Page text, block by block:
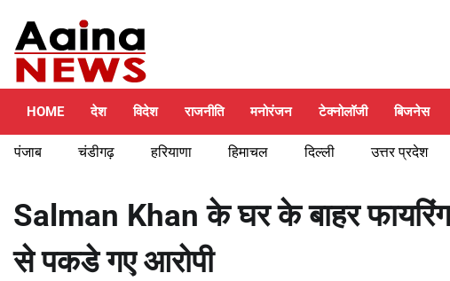
content
HOME देश विदेश राजनीति मनोरंजन टेक्नोलॉजी बिजनेस
पंजाब चंडीगढ़ हरियाणा हिमाचल दिल्ली उत्तर प्रदेश
Salman Khan के घर के बाहर
से पकडे गए आरोपी